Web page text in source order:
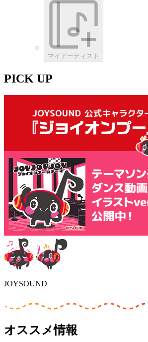
マイアーティスト
PICK UP
JOYSOUND
オススメ情報